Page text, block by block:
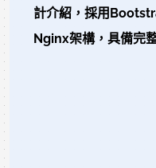
計介紹，採用
Nginx架構，具備完